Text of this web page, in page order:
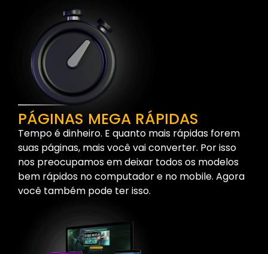
PÁGINAS MEGA RÁPIDAS
Tempo é dinheiro. E quanto mais rápidas forem
suas páginas, mais você vai converter. Por isso
nos preocupamos em deixar todos os modelos
bem rápidos no computador e no mobile. Agora
você também pode ter isso.